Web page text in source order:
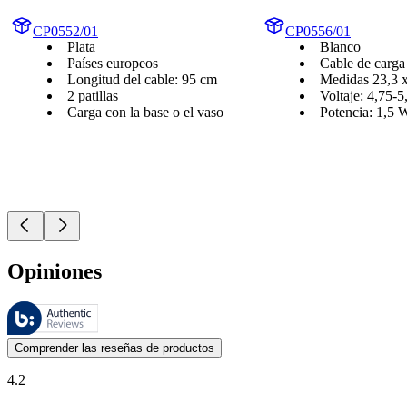
CP0552/01
Plata
Países europeos
Longitud del cable: 95 cm
2 patillas
Carga con la base o el vaso
CP0556/01
Blanco
Cable de
Medidas 23,3
Voltaje: 4,75-
Potencia: 1,5
Opiniones
Estas reseñas las gestiona Bazaarvoice y cumplen con la política de
Las opiniones de los clientes en forma de reseñas de productos y
Comprender las reseñas de productos
4.2